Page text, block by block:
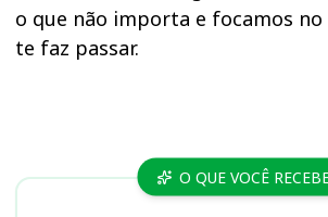
o que não importa e focamos
te faz passar.
Cursos O QUE VOCÊ